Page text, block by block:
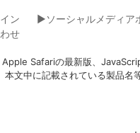
ン ▶︎ソーシャルメディア
せ
Safariの最新版、
文中に記載されている製品名